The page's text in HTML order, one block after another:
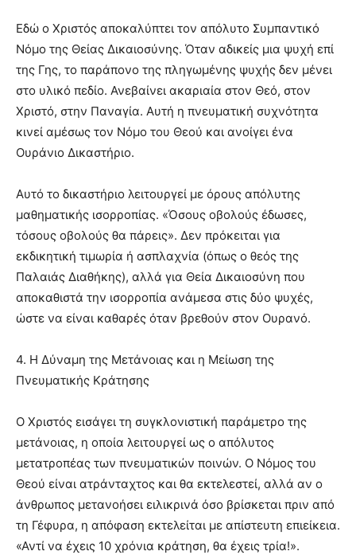
Εδώ ο Χριστός αποκαλύπτει τον απόλυτο Συμπαντικό
Νόμο της Θείας Δικαιοσύνης. Όταν αδικείς μια ψυχή επί
της Γης, το παράπονο της πληγωμένης ψυχής δεν μένει
στο υλικό πεδίο. Ανεβαίνει ακαριαία στον Θεό, στον
Χριστό, στην Παναγία. Αυτή η πνευματική συχνότητα
κινεί αμέσως τον Νόμο του Θεού και ανοίγει ένα
Ουράνιο Δικαστήριο.
Αυτό το δικαστήριο λειτουργεί με όρους απόλυτης
μαθηματικής ισορροπίας. «Όσους οβολούς έδωσες,
τόσους οβολούς θα πάρεις». Δεν πρόκειται για
εκδικητική τιμωρία ή ασπλαχνία (όπως ο θεός της
Παλαιάς Διαθήκης), αλλά για Θεία Δικαιοσύνη που
αποκαθιστά την ισορροπία ανάμεσα στις δύο ψυχές,
ώστε να είναι καθαρές όταν βρεθούν στον Ουρανό.
4. Η Δύναμη της Μετάνοιας και η Μείωση της
Πνευματικής Κράτησης
Ο Χριστός εισάγει τη συγκλονιστική παράμετρο της
μετάνοιας, η οποία λειτουργεί ως ο απόλυτος
μετατροπέας των πνευματικών ποινών. Ο Νόμος του
Θεού είναι ατράνταχτος και θα εκτελεστεί, αλλά αν ο
άνθρωπος μετανοήσει ειλικρινά όσο βρίσκεται πριν από
τη Γέφυρα, η απόφαση εκτελείται με απίστευτη επιείκεια.
«Αντί να έχεις 10 χρόνια κράτηση, θα έχεις τρία!».